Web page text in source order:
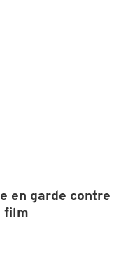
en garde contre
film